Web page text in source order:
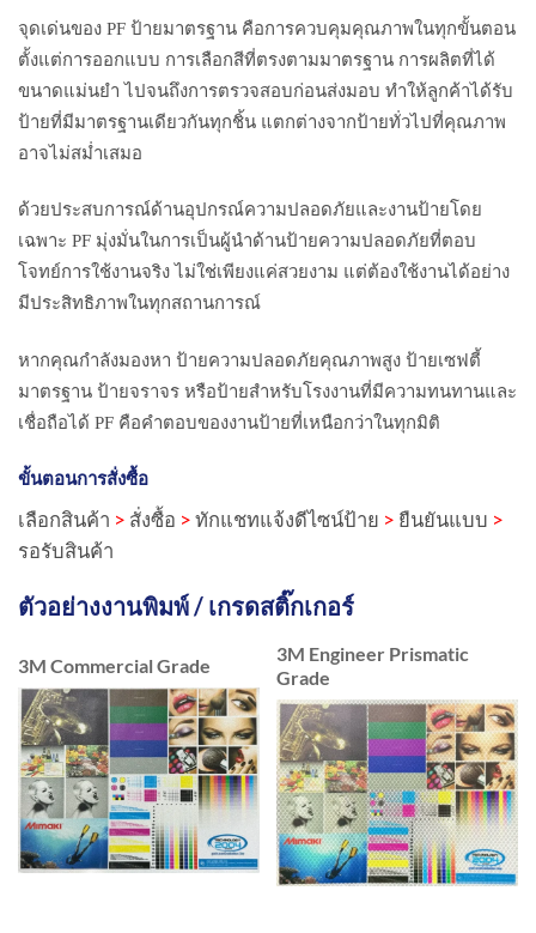
จุดเด่นของ PF ป้ายมาตรฐาน คือการควบคุมคุณภาพในทุกขั้นตอน
ตั้งแต่การออกแบบ การเลือกสีที่ตรงตามมาตรฐาน การผลิตที่ได้
ขนาดแม่นยำ ไปจนถึงการตรวจสอบก่อนส่งมอบ ทำให้ลูกค้าได้รับ
ป้ายที่มีมาตรฐานเดียวกันทุกชิ้น แตกต่างจากป้ายทั่วไปที่คุณภาพ
อาจไม่สม่ำเสมอ
ด้วยประสบการณ์ด้านอุปกรณ์ความปลอดภัยและงานป้ายโดย
เฉพาะ PF มุ่งมั่นในการเป็นผู้นำด้านป้ายความปลอดภัยที่ตอบ
โจทย์การใช้งานจริง ไม่ใช่เพียงแค่สวยงาม แต่ต้องใช้งานได้อย่าง
มีประสิทธิภาพในทุกสถานการณ์
หากคุณกำลังมองหา ป้ายความปลอดภัยคุณภาพสูง ป้ายเซฟตี้
มาตรฐาน ป้ายจราจร หรือป้ายสำหรับโรงงานที่มีความทนทานและ
เชื่อถือได้ PF คือคำตอบของงานป้ายที่เหนือกว่าในทุกมิติ
ขั้นตอนการสั่งซื้อ
เลือกสินค้า > สั่งซื้อ > ทักแชทแจ้งดีไซน์ป้าย > ยืนยันแบบ >
รอรับสินค้า
ตัวอย่างงานพิมพ์ / เกรดสติ๊กเกอร์
3M Commercial Grade
3M Engineer Prismatic
Grade